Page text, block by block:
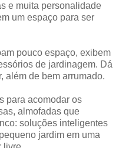
e muita personalidade
um espaço para ser
pouco espaço, exibem
de jardinagem. Dá
além de bem arrumado.
para acomodar os
almofadas que
soluções inteligentes
jardim em uma